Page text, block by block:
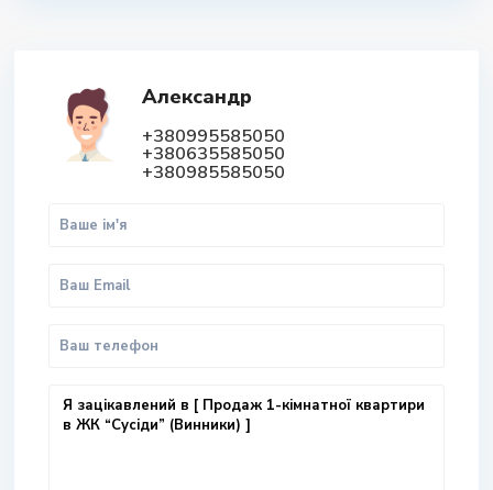
Александр
+380995585050
+380635585050
+380985585050